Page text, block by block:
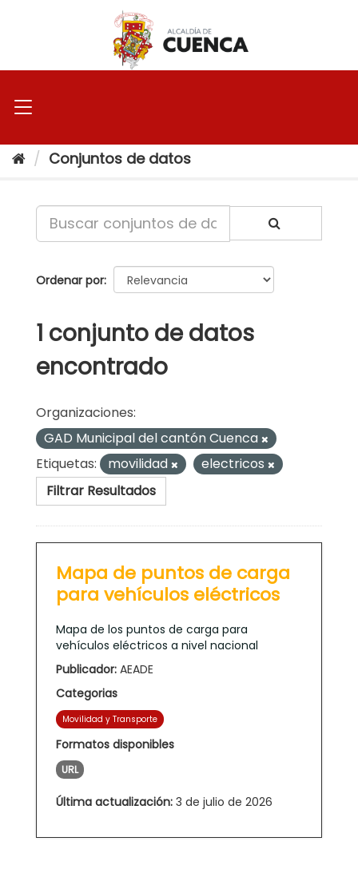
Conjuntos de datos
Ordenar por
1 conjunto de datos
encontrado
Organizaciones:
GAD Municipal del cantón Cuenca
Etiquetas:
movilidad
electricos
Filtrar Resultados
Mapa de puntos de carga
para vehículos eléctricos
Mapa de los puntos de carga para
vehículos eléctricos a nivel nacional
Publicador: AEADE
Categorias
Movilidad y Transporte
Formatos disponibles
URL
Última actualización: 3 de julio de 2026